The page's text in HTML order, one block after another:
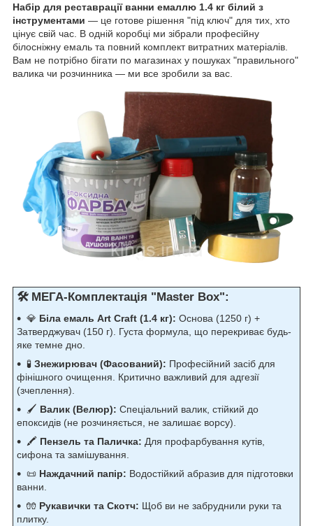
Набір для реставрації ванни емаллю 1.4 кг білий з
інструментами — це готове рішення "під ключ" для тих, хто
цінує свій час. В одній коробці ми зібрали професійну
білосніжну емаль та повний комплект витратних матеріалів.
Вам не потрібно бігати по магазинах у пошуках "правильного"
валика чи розчинника — ми все зробили за вас.
🛠 МЕГА-Комплектація "Master Box":
💎 Біла емаль Art Craft (1.4 кг): Основа (1250 г) +
Затверджувач (150 г). Густа формула, що перекриває будь-
яке темне дно.
🧪 Знежирювач (Фасований): Професійний засіб для
фінішного очищення. Критично важливий для адгезії
(зчеплення).
🖌️ Валик (Велюр): Спеціальний валик, стійкий до
епоксидів (не розчиняється, не залишає ворсу).
🖍️ Пензель та Паличка: Для профарбування кутів,
сифона та замішування.
📜 Наждачний папір: Водостійкий абразив для підготовки
ванни.
🧤 Рукавички та Скотч: Щоб ви не забруднили руки та
плитку.